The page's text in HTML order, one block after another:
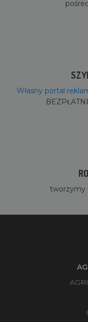
Własny portal
tworzymy